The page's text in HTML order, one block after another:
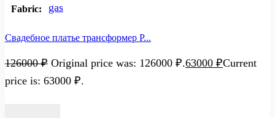
Fabric: gas
Свадебное платье трансформер P...
126000₽ Original price was: 126000 ₽.63000 ₽Current
price is: 63000 ₽.